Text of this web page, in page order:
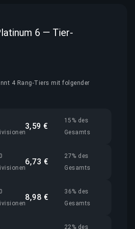
6 — Tier-
4 Rang-Tiers mit folgender
3,59 €
15% des
Gesamts
6,73 €
27% des
Gesamts
8,98 €
36% des
Gesamts
22% des